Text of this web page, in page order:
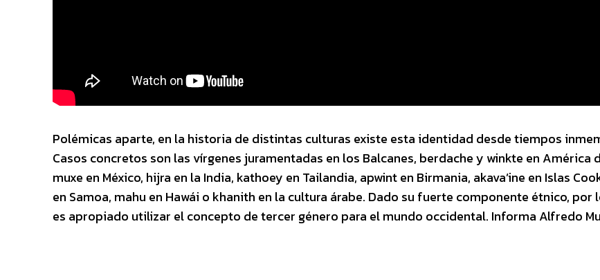
Polémicas aparte, en la historia de distintas culturas existe esta identidad desde tiempos
Casos concretos son las vírgenes juramentadas en los Balcanes, berdache y winkte en América
muxe en México, hijra en la India, kathoey en Tailandia, apwint en Birmania, akava’ine en Islas
en Samoa, mahu en Hawái o khanith en la cultura árabe. Dado su fuerte componente étnico, por
es apropiado utilizar el concepto de tercer género para el mundo occidental. Informa Alfredo